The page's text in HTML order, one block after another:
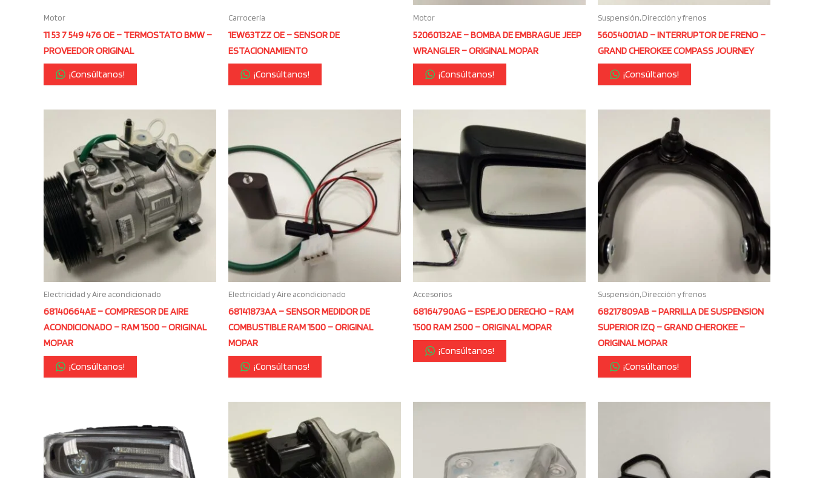
Motor
11 53 7 549 476 OE – TERMOSTATO BMW –
PROVEEDOR ORIGINAL
¡Consúltanos!
Carrocería
1EW63TZZ OE – SENSOR DE
ESTACIONAMIENTO
¡Consúltanos!
Motor
52060132AE – BOMBA DE EMBRAGUE JEEP
WRANGLER – ORIGINAL MOPAR
¡Consúltanos!
Suspensión, Dirección y frenos
56054001AD – INTERRUPTOR DE FRENO –
GRAND CHEROKEE COMPASS JOURNEY
¡Consúltanos!
Electricidad y Aire acondicionado
68140664AE – COMPRESOR DE AIRE
ACONDICIONADO – RAM 1500 – ORIGINAL
MOPAR
¡Consúltanos!
Electricidad y Aire acondicionado
68141873AA – SENSOR MEDIDOR DE
COMBUSTIBLE RAM 1500 – ORIGINAL
MOPAR
¡Consúltanos!
Accesorios
68164790AG – ESPEJO DERECHO – RAM
1500 RAM 2500 – ORIGINAL MOPAR
¡Consúltanos!
Suspensión, Dirección y frenos
68217809AB – PARRILLA DE SUSPENSION
SUPERIOR IZQ – GRAND CHEROKEE –
ORIGINAL MOPAR
¡Consúltanos!